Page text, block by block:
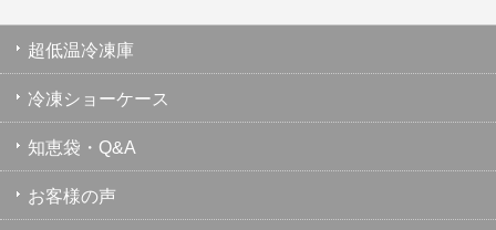
超低温冷凍庫
冷凍ショーケース
知恵袋・Q&A
お客様の声